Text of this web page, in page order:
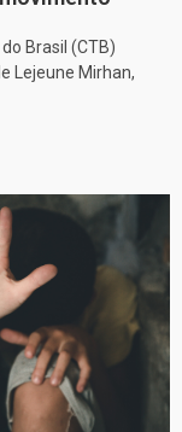
Brasil (CTB)
Lejeune Mirhan,